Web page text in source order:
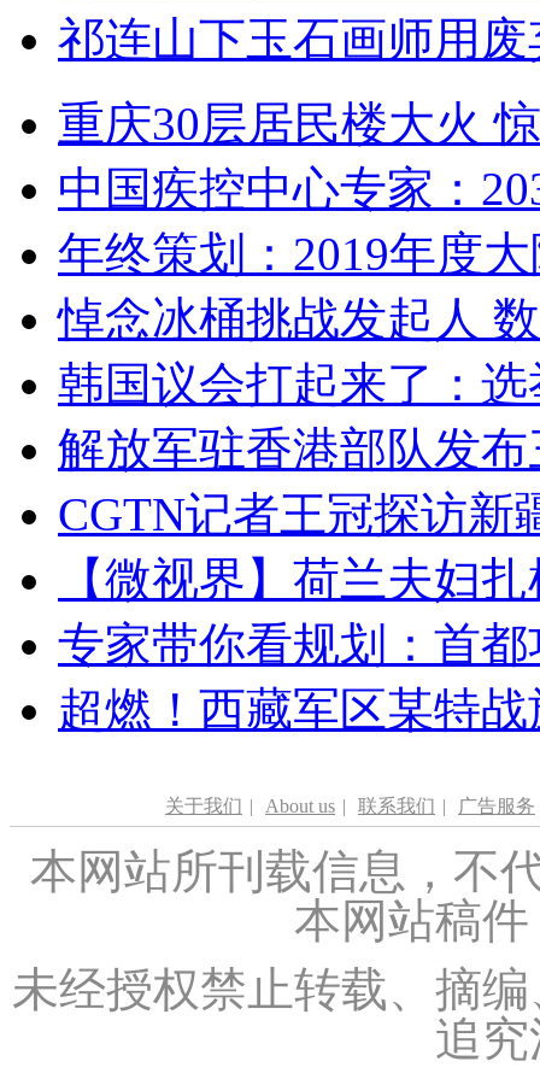
祁连山下玉石画师用
重庆30层居民楼大火
中国疾控中心专家：
年终策划：2019年度
悼念冰桶挑战发起人
韩国议会打起来了：
解放军驻香港部队发
CGTN记者王冠探访新
【微视界】荷兰夫妇
专家带你看规划：首
超燃！西藏军区某特
关于我们 | About us | 联系我们 | 广告服务
本网站所刊载信息，不
本网站稿
未经授权禁止转载、摘
追